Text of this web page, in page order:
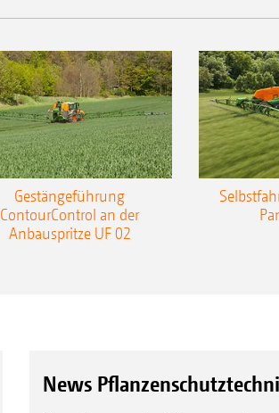
Gestängeführung
ContourControl an der
Anbauspritze UF 02
News